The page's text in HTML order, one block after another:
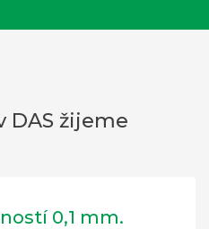
DAS žijeme
0,1 mm.